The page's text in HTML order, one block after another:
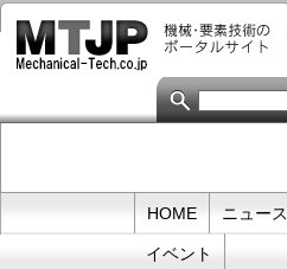
メ
イ
テ
HOME ニュース
イベント